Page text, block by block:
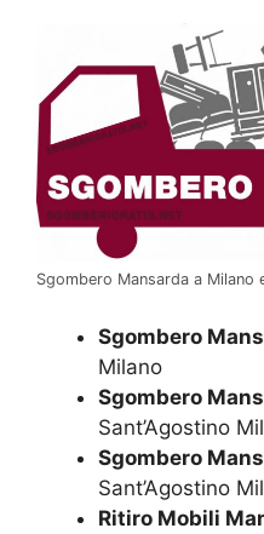
Sgombero Mansarda a Milano
Sgombero
Milano
Sgombero
Sant’Agostino
Sgombero
Sant’Agostino
Ritiro Mobili